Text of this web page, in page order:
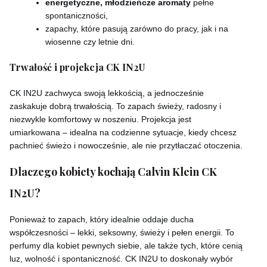
energetyczne, młodzieńcze aromaty pełne
spontaniczności,
zapachy, które pasują zarówno do pracy, jak i na
wiosenne czy letnie dni.
Trwałość i projekcja CK IN2U
CK IN2U zachwyca swoją lekkością, a jednocześnie
zaskakuje dobrą trwałością. To zapach świeży, radosny i
niezwykle komfortowy w noszeniu. Projekcja jest
umiarkowana – idealna na codzienne sytuacje, kiedy chcesz
pachnieć świeżo i nowocześnie, ale nie przytłaczać otoczenia.
Dlaczego kobiety kochają Calvin Klein CK
IN2U?
Ponieważ to zapach, który idealnie oddaje ducha
współczesności – lekki, seksowny, świeży i pełen energii. To
perfumy dla kobiet pewnych siebie, ale także tych, które cenią
luz, wolność i spontaniczność. CK IN2U to doskonały wybór